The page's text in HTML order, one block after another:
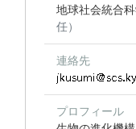
地球社会統合
任）
連絡先
プロフィール